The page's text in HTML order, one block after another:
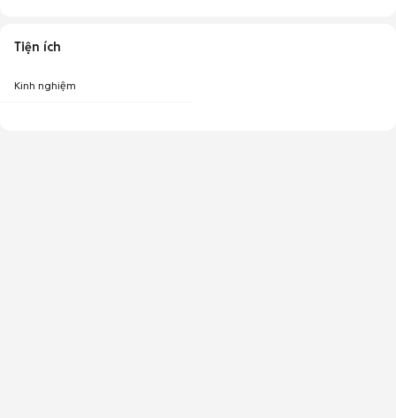
Tiện ích
Kinh nghiệm